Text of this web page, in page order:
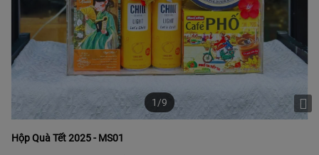
1/9
Hộp Quà Tết 2025 - MS01